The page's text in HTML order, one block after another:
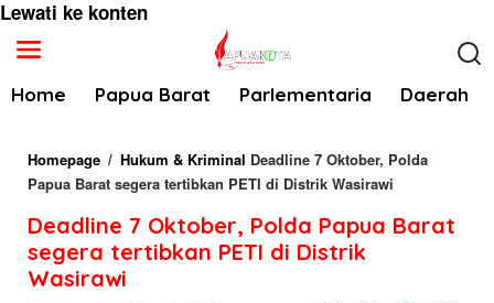
Lewati ke konten
Home Papua Barat Parlementaria Daerah
Homepage / Hukum & Kriminal Deadline 7 Oktober, Polda
Papua Barat segera tertibkan PETI di Distrik Wasirawi
Deadline 7 Oktober, Polda Papua Barat
segera tertibkan PETI di Distrik
Wasirawi